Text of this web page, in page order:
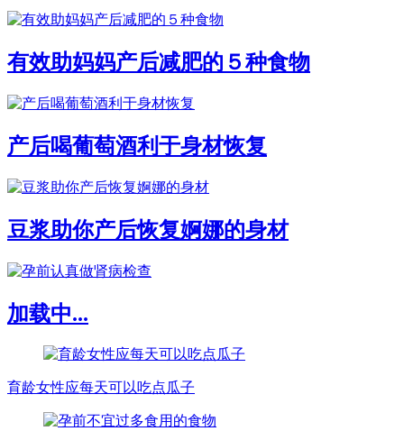
有效助妈妈产后减肥的５种食物
产后喝葡萄酒利于身材恢复
豆浆助你产后恢复婀娜的身材
加载中...
育龄女性应每天可以吃点瓜子